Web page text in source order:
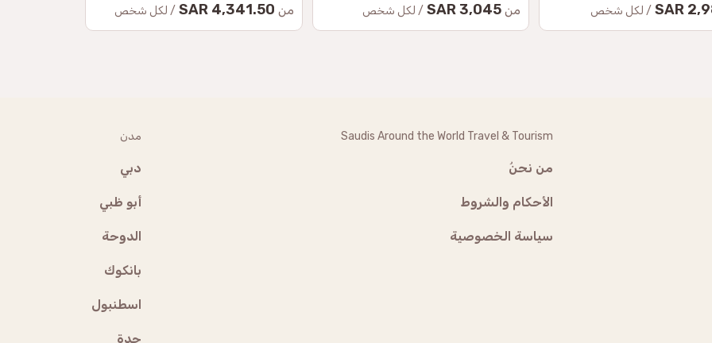
/ لكل شخص من 3,045 SAR / لكل شخص من 4,341.50 SAR / لكل شخص
Saudis Around the World Travel & Tourism
من نحنُ
الأحكام والشروط
سياسة الخصوصية
مدن
دبي
أبو ظبي
الدوحة
بانكوك
اسطنبول
جدة